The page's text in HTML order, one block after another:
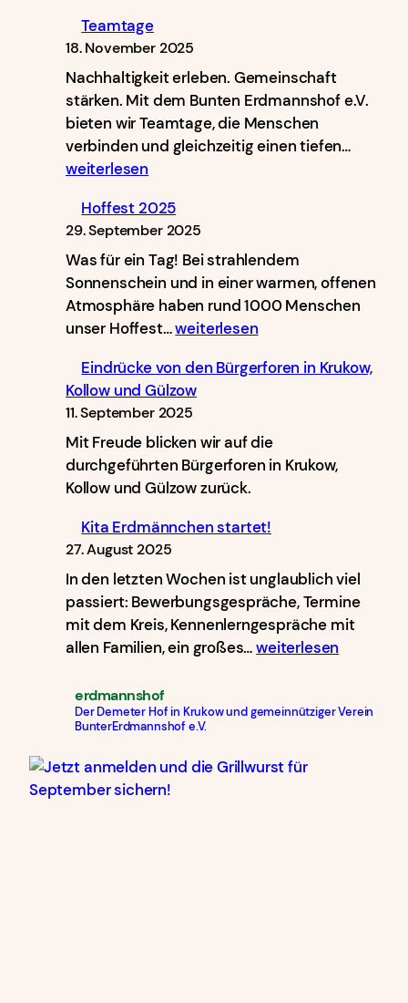
Teamtage
18. November 2025
Nachhaltigkeit erleben. Gemeinschaft
stärken. Mit dem Bunten Erdmannshof e.V.
bieten wir Teamtage, die Menschen
verbinden und gleichzeitig einen tiefen…
weiterlesen
Hoffest 2025
29. September 2025
Was für ein Tag! Bei strahlendem
Sonnenschein und in einer warmen, offenen
Atmosphäre haben rund 1000 Menschen
unser Hoffest…Hoffest
weiterlesen
Eindrücke von den Bürgerforen in Krukow,
Kollow und Gülzow
11. September 2025
Mit Freude blicken wir auf die
durchgeführten Bürgerforen in Krukow,
Kollow und Gülzow zurück.
Kita Erdmännchen startet!
27. August 2025
In den letzten Wochen ist unglaublich viel
passiert: Bewerbungsgespräche, Termine
mit dem Kreis, Kennenlerngespräche mit
allen Familien, ein großes…Kita
weiterlesen
erdmannshof
Der Demeter Hof in Krukow und gemeinnütziger Verein
BunterErdmannshof e.V.